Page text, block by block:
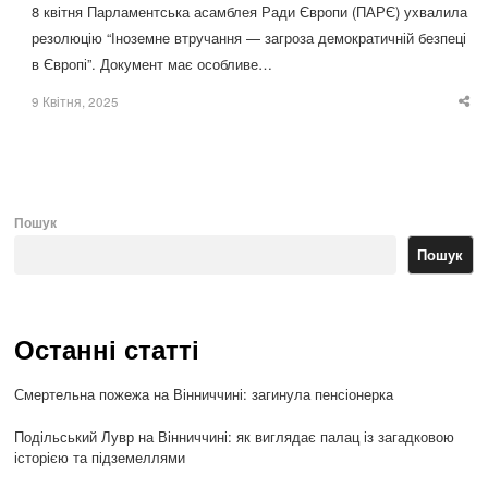
8 квітня Парламентська асамблея Ради Європи (ПАРЄ) ухвалила
резолюцію “Іноземне втручання — загроза демократичній безпеці
в Європі”. Документ має особливе…
9 Квітня, 2025
Пошук
Пошук
Останні статті
Смертельна пожежа на Вінниччині: загинула пенсіонерка
Подільський Лувр на Вінниччині: як виглядає палац із загадковою
історією та підземеллями